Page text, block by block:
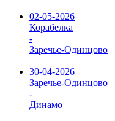
02-05-2026
Корабелка
-
Заречье-Одинцово
30-04-2026
Заречье-Одинцово
-
Динамо